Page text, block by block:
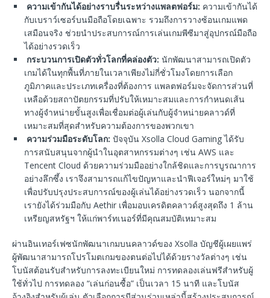
ความเข้ากันได้อย่างราบรื่นระหว่างแพลตฟอร์ม: ความเข้ากันได้
กับเบราว์เซอร์บนมือถือโดยเฉพาะ รวมถึงการวางซ้อนเกมแพด
เสมือนจริง ช่วยนำประสบการณ์การเล่นเกมพีซีมาสู่อุปกรณ์มือถือ
ได้อย่างรวดเร็ว
กระบวนการเปิดตัวทั่วโลกที่คล่องตัว: นักพัฒนาสามารถเปิดตัว
เกมได้ในทุกพื้นที่ภายในเวลาเพียงไม่กี่ชั่วโมงโดยการเลือก
ภูมิภาคและประเภทเครื่องที่ต้องการ แพลตฟอร์มจะจัดการส่วนที่
เหลือด้วยสถาปัตยกรรมที่ปรับให้เหมาะสมและการกำหนดเส้น
ทางผู้จำหน่ายขั้นสูงเพื่อเชื่อมต่อผู้เล่นกับผู้จำหน่ายคลาวด์ที่
เหมาะสมที่สุดสำหรับความต้องการของพวกเขา
ความร่วมมือระดับโลก: ปัจจุบัน Xsolla Cloud Gaming ได้รับ
การสนับสนุนจากผู้นำในอุตสาหกรรมต่างๆ เช่น AWS และ
Tencent Cloud ด้วยความร่วมมืออย่างใกล้ชิดและการบูรณาการ
อย่างลึกซึ้ง เราจึงสามารถแก้ไขปัญหาและนำฟีเจอร์ใหม่ๆ มาใช้
เพื่อปรับปรุงประสบการณ์ของผู้เล่นได้อย่างรวดเร็ว นอกจากนี้
เรายังได้ร่วมมือกับ Aethir เพื่อมอบเครดิตคลาวด์สูงสุดถึง 1 ล้าน
เหรียญสหรัฐฯ ให้แก่พาร์ทเนอร์ที่มีคุณสมบัติเหมาะสม
ผ่านอินเทอร์เฟซนักพัฒนาเกมบนคลาวด์ของ Xsolla บัญชีผู้เผยแพร่
ผู้พัฒนาสามารถโปรโมตเกมของตนต่อไปได้ด้วยรางวัลต่างๆ เช่น
โบนัสต้อนรับสำหรับการลงทะเบียนใหม่ การทดลองเล่นฟรีสำหรับผู้
ใช้ทั่วไป การทดลอง “เล่นก่อนซื้อ” เป็นเวลา 15 นาที และโบนัส